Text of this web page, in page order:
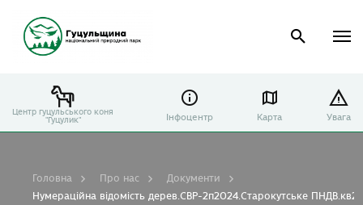
Центр гуцульського коня
"Гуцулик"
Інфоцентр Карта Увага
Головна Про нас
Документи
Нумераційна відомість дерев.СВР-2п2024.Старокутське